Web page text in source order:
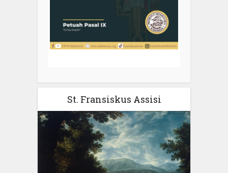
St. Fransiskus Assisi